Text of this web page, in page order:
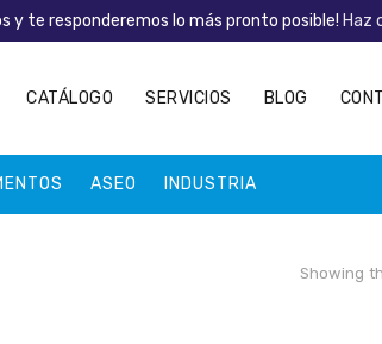
CATÁLOGO SERVICIOS BLOG
ASEO INDUSTRIA
Showing
y te responderemos lo más pronto posible! Haz